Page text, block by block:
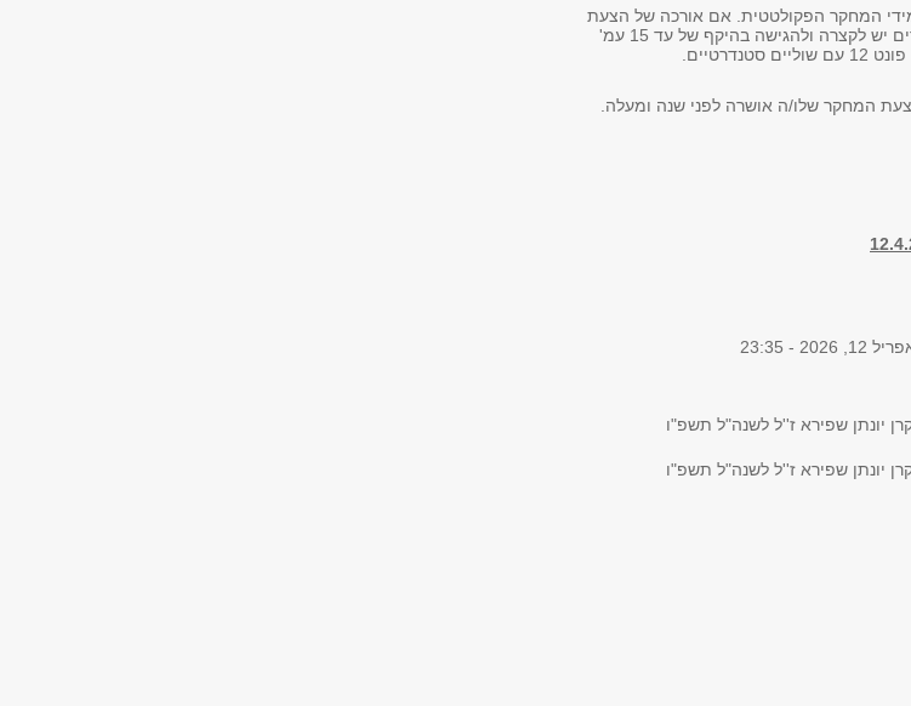
המחקר הפקולטטית. אם אורכה של הצעת
המחקר המאושרת הוא מעל 15 עמודים יש לקצרה ולהגישה בהיקף של עד 15 עמ'
המחקר שלו/ה אושרה לפני שנה ומעלה.
- 23:35
יונתן שפירא ז''ל לשנה"ל תשפ"ו
יונתן שפירא ז''ל לשנה"ל תשפ"ו